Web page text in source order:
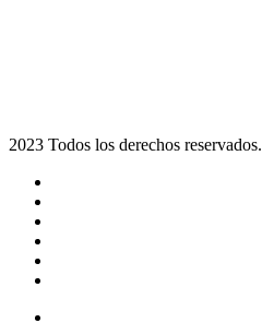
2023 Todos los derechos reservados.